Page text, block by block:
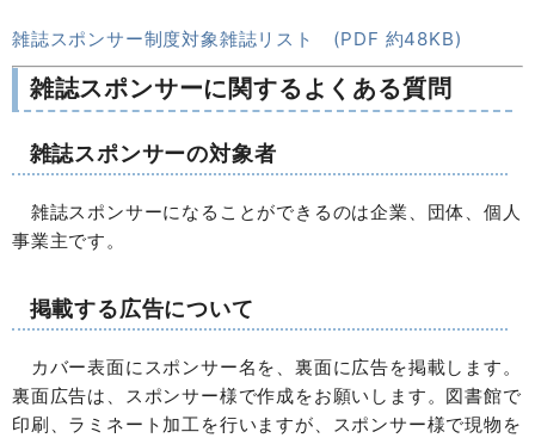
雑誌スポンサー制度対象雑誌リスト (PDF 約48KB)
雑誌スポンサーに関するよくある質問
雑誌スポンサーの対象者
雑誌スポンサーになることができるのは企業、団体、個人
事業主です。
掲載する広告について
カバー表面にスポンサー名を、裏面に広告を掲載します。
裏面広告は、スポンサー様で作成をお願いします。図書館で
印刷、ラミネート加工を行いますが、スポンサー様で現物を